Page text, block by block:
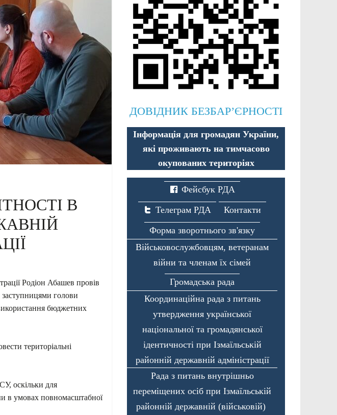
В
Родіон Абашев провів
голови
бюджетних
територіальні
оскільки для
в умовах повномасштабної
ДОВІДНИК БЕЗБАР’ЄРНОСТІ
Інформація для громадян України,
які проживають на тимчасово
окупованих територіях
Фейсбук РДА
Телеграм РДА
Контакти
Форма зворотнього зв'язку
Військовослужбовцям, ветеранам
війни та членам їх сімей
Громадська рада
Координаційна рада з питань
утвердження української
національної та громадянської
ідентичності при Ізмаїльській
районній державній адміністрації
Рада з питань внутрішньо
переміщених осіб при Ізмаїльській
районній державній (військовій)